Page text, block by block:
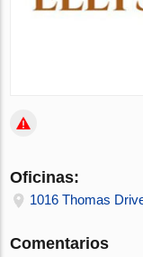
Oficinas:
1016 Thomas
Comentarios